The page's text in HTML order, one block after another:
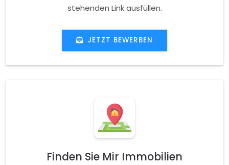
stehenden Link ausfüllen.
JETZT BEWERBEN
Finden Sie Mir Immobilien